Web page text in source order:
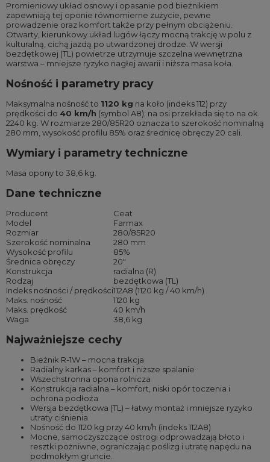
Promieniowy układ osnowy i opasanie pod bieżnikiem
zapewniają tej oponie równomierne zużycie, pewne
prowadzenie oraz komfort także przy pełnym obciążeniu.
Otwarty, kierunkowy układ lugów łączy mocną trakcję w polu z
kulturalną, cichą jazdą po utwardzonej drodze. W wersji
bezdętkowej (TL) powietrze utrzymuje szczelna wewnętrzna
warstwa – mniejsze ryzyko nagłej awarii i niższa masa koła.
Nośność i parametry pracy
Maksymalna nośność to 1120 kg na koło (indeks 112) przy
prędkości do 40 km/h (symbol A8); na osi przekłada się to na ok.
2240 kg. W rozmiarze 280/85R20 oznacza to szerokość nominalną
280 mm, wysokość profilu 85% oraz średnicę obręczy 20 cali.
Wymiary i parametry techniczne
Masa opony to 38,6 kg.
Dane techniczne
Producent
Ceat
Model
Farmax
Rozmiar
280/85R20
Szerokość nominalna
280 mm
Wysokość profilu
85%
Średnica obręczy
20″
Konstrukcja
radialna (R)
Rodzaj
bezdętkowa (TL)
Indeks nośności / prędkości112A8 (1120 kg / 40 km/h)
Maks. nośność
1120 kg
Maks. prędkość
40 km/h
Waga
38,6 kg
Najważniejsze cechy
Bieżnik R-1W – mocna trakcja
Radialny karkas – komfort i niższe spalanie
Wszechstronna opona rolnicza
Konstrukcja radialna – komfort, niski opór toczenia i
ochrona podłoża
Wersja bezdętkowa (TL) – łatwy montaż i mniejsze ryzyko
utraty ciśnienia
Nośność do 1120 kg przy 40 km/h (indeks 112A8)
Mocne, samoczyszczące ostrogi odprowadzają błoto i
resztki pożniwne, ograniczając poślizg i utratę napędu na
podmokłym gruncie.